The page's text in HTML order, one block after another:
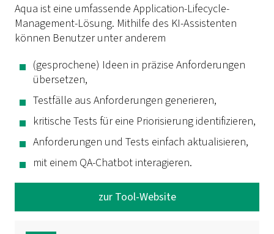
Aqua ist eine umfassende Application-Lifecycle-
Management-Lösung. Mithilfe des KI-Assistenten
können Benutzer unter anderem
(gesprochene) Ideen in präzise Anforderungen
übersetzen,
Testfälle aus Anforderungen generieren,
kritische Tests für eine Priorisierung identifizieren,
Anforderungen und Tests einfach aktualisieren,
mit einem QA-Chatbot interagieren.
zur Tool-Website